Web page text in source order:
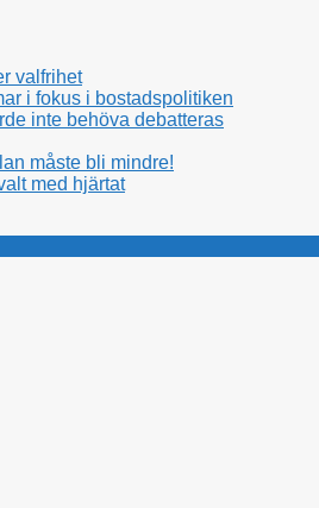
valfrihet
i fokus i bostadspolitiken
inte behöva debatteras
måste bli mindre!
med hjärtat